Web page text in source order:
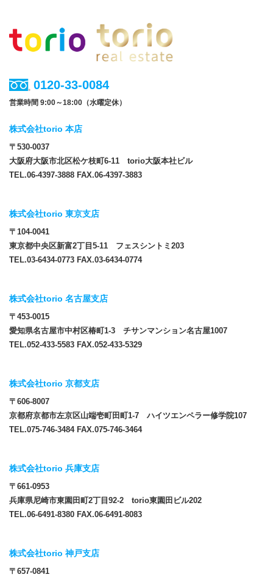
0120-33-0084
営業時間 9:00～18:00（水曜定休）
株式会社torio 本店
〒530-0037
大阪府大阪市北区松ケ枝町6-11 torio大阪本社ビル
TEL.06-4397-3888 FAX.06-4397-3883
株式会社torio 東京支店
〒104-0041
東京都中央区新富2丁目5-11 フェスシントミ203
TEL.03-6434-0773 FAX.03-6434-0774
株式会社torio 名古屋支店
〒453-0015
愛知県名古屋市中村区椿町1-3 チサンマンション名古屋1007
TEL.052-433-5583 FAX.052-433-5329
株式会社torio 京都支店
〒606-8007
京都府京都市左京区山端壱町田町1-7 ハイツエンペラー修学院107
TEL.075-746-3484 FAX.075-746-3464
株式会社torio 兵庫支店
〒661-0953
兵庫県尼崎市東園田町2丁目92-2 torio東園田ビル202
TEL.06-6491-8380 FAX.06-6491-8083
株式会社torio 神戸支店
〒657-0841